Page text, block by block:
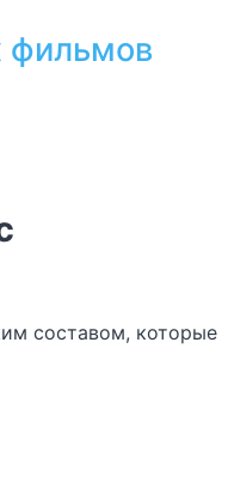
фильмов
составом, которые